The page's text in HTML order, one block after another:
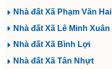
Nhà đất Xã Phạm Văn Hai
Nhà đất Xã Lê Minh Xuân
Nhà đất Xã Bình Lợi
Nhà đất Xã Tân Nhựt